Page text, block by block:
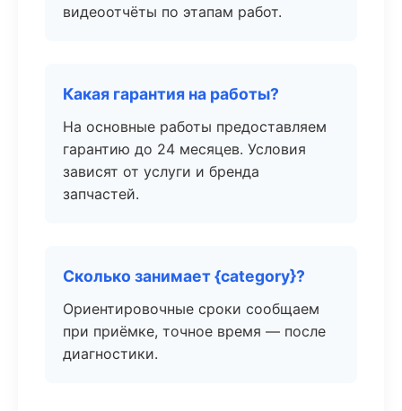
видеоотчёты по этапам работ.
Какая гарантия на работы?
На основные работы предоставляем
гарантию до 24 месяцев. Условия
зависят от услуги и бренда
запчастей.
Сколько занимает {category}?
Ориентировочные сроки сообщаем
при приёмке, точное время — после
диагностики.